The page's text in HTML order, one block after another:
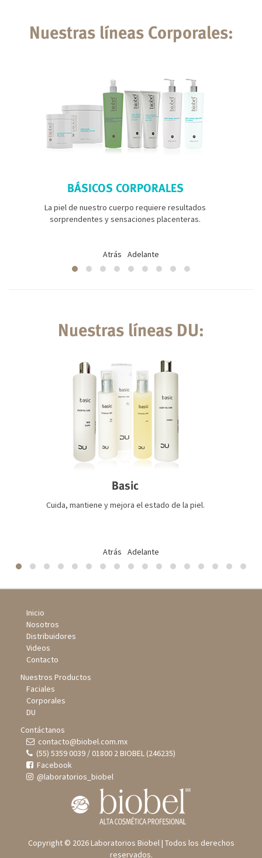
Nuestras líneas Corporales:
BÁSICOS CORPORALES
La piel de nuestro cuerpo requiere resultados
sorprendentes y sensaciones placenteras.
Atrás Adelante
Nuestras líneas DU:
Basic
Cuida, mantiene y mejora el estado de la piel.
Atrás Adelante
Inicio
Nosotros
Distribuidores
Videos
Contacto
Nuestros Productos
Faciales
Corporales
DU
Contáctanos
contacto@biobel.com.mx
(55) 5359 0039 / 01800 2 BIOBEL (246235)
Facebook
@laboratorios_biobel
Copyright © 2026 Laboratorios Biobel | Todos los derechos
reservados.